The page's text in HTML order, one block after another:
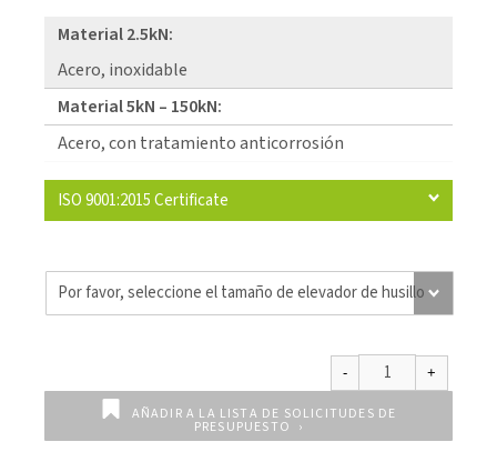
Material 2.5kN:
Acero, inoxidable
Material 5kN – 150kN:
Acero, con tratamiento anticorrosión
ISO 9001:2015 Certificate
AÑADIR A LA LISTA DE SOLICITUDES DE
PRESUPUESTO